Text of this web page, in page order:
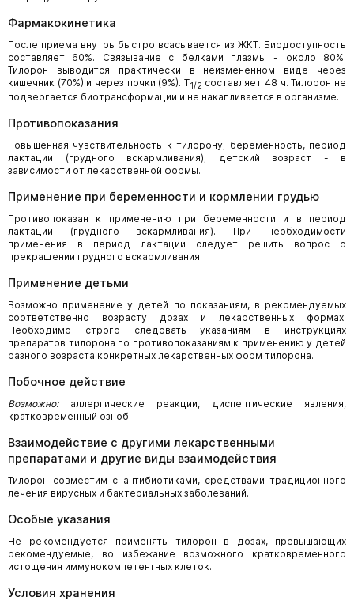
Фармакокинетика
После приема внутрь быстро всасывается из ЖКТ. Биодоступность
составляет 60%. Связывание с белками плазмы - около 80%.
Тилорон выводится практически в неизмененном виде через
кишечник (70%) и через почки (9%). Т1/2 составляет 48 ч. Тилорон не
подвергается биотрансформации и не накапливается в организме.
Противопоказания
Повышенная чувствительность к тилорону; беременность, период
лактации (грудного вскармливания); детский возраст - в
зависимости от лекарственной формы.
Применение при беременности и кормлении грудью
Противопоказан к применению при беременности и в период
лактации (грудного вскармливания). При необходимости
применения в период лактации следует решить вопрос о
прекращении грудного вскармливания.
Применение детьми
Возможно применение у детей по показаниям, в рекомендуемых
соответственно возрасту дозах и лекарственных формах.
Необходимо строго следовать указаниям в инструкциях
препаратов тилорона по противопоказаниям к применению у детей
разного возраста конкретных лекарственных форм тилорона.
Побочное действие
Возможно:аллергические реакции, диспептические явления,
кратковременный озноб.
Взаимодействие с другими лекарственными
препаратами и другие виды взаимодействия
Тилорон совместим с антибиотиками, средствами традиционного
лечения вирусных и бактериальных заболеваний.
Особые указания
Не рекомендуется применять тилорон в дозах, превышающих
рекомендуемые, во избежание возможного кратковременного
истощения иммунокомпетентных клеток.
Условия хранения